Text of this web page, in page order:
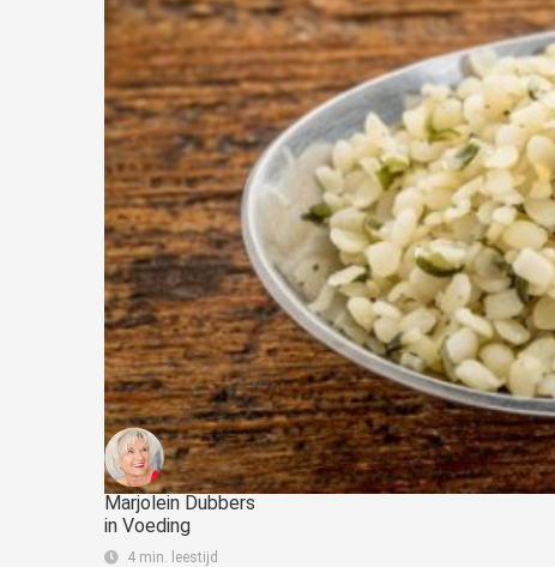
Marjolein Dubbers
in Voeding
4 min. leestijd